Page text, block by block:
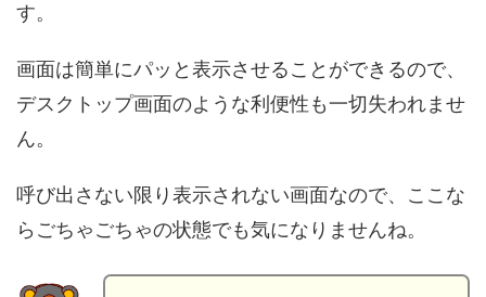
す。
画面は簡単にパッと表示させることができるので、
デスクトップ画面のような利便性も一切失われませ
ん。
呼び出さない限り表示されない画面なので、ここな
らごちゃごちゃの状態でも気になりませんね。